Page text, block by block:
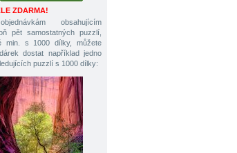
ZDARMA!
obsahujícím
pět samostatných puzzlí,
min. s 1000 dílky, můžete
dostat například jedno
puzzlí s 1000 dílky: